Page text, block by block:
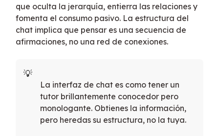
que oculta la jerarquía, entierra las relaciones y
fomenta el consumo pasivo. La estructura del
chat implica que pensar es una secuencia de
afirmaciones, no una red de conexiones.
La interfaz de chat es como tener un
tutor brillantemente conocedor pero
monologante. Obtienes la información,
pero heredas su estructura, no la tuya.